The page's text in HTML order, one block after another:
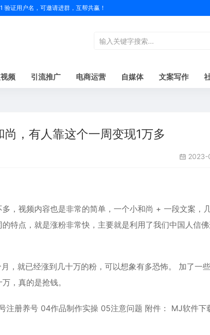
证用户名，可邀请进群，互帮共赢！
频 引流推广 电商运营 自媒体 文案写作
，有人靠这个一周变现1万多
2023-
，视频内容也是非常的简单，一个小和尚 + 一段文案，
特点，就是涨粉非常快，主要就是利用了我们中国人信
，就已经涨到几十万的粉，可以想象有多恐怖。 加了一
，真的是抢钱。
注册养号 04作品制作实操 05注意问题 附件： MJ软件下